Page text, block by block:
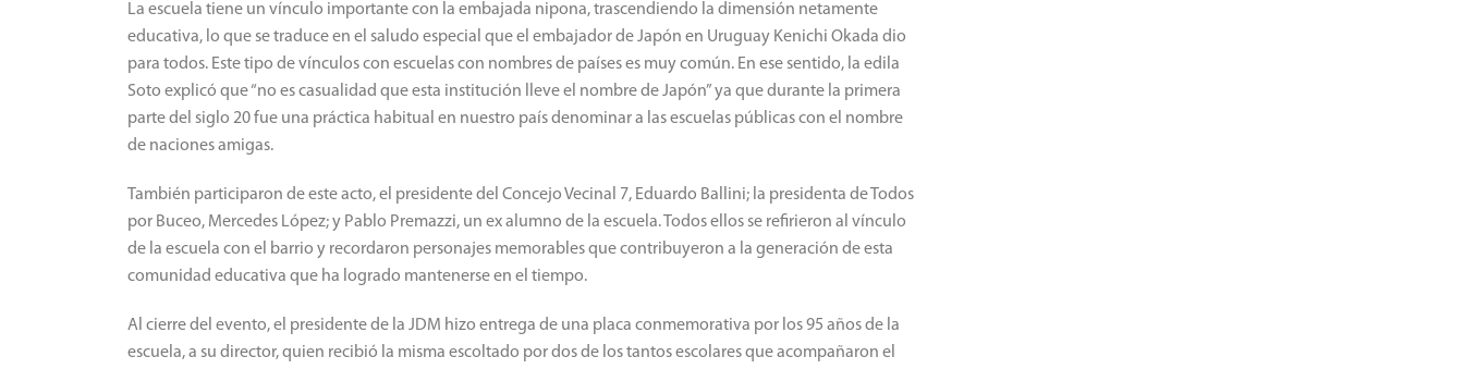
La escuela tiene un vínculo importante con la embajada nipona, trascendiendo la dimensión netamente
educativa, lo que se traduce en el saludo especial que el embajador de Japón en Uruguay Kenichi Okada dio
para todos. Este tipo de vínculos con escuelas con nombres de países es muy común. En ese sentido, la edila
Soto explicó que “no es casualidad que esta institución lleve el nombre de Japón” ya que durante la primera
parte del siglo 20 fue una práctica habitual en nuestro país denominar a las escuelas públicas con el nombre
de naciones amigas.
También participaron de este acto, el presidente del Concejo Vecinal 7, Eduardo Ballini; la presidenta de Todos
por Buceo, Mercedes López; y Pablo Premazzi, un ex alumno de la escuela. Todos ellos se refirieron al vínculo
de la escuela con el barrio y recordaron personajes memorables que contribuyeron a la generación de esta
comunidad educativa que ha logrado mantenerse en el tiempo.
Al cierre del evento, el presidente de la JDM hizo entrega de una placa conmemorativa por los 95 años de la
escuela, a su director, quien recibió la misma escoltado por dos de los tantos escolares que acompañaron el